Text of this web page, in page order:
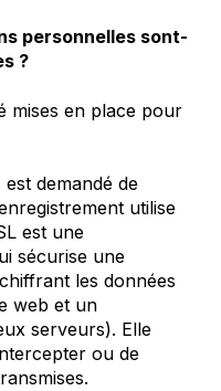
personnelles sont-
?
mises en place pour
demandé de
utilise
est une
sécurise une
les données
web et un
serveurs). Elle
ou de